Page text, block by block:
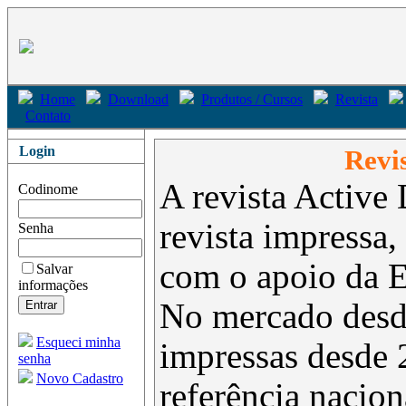
Home Download Produtos / Cursos
Revista
Contato
Login
Codinome
Senha
Salvar
informações
Esqueci minha
senha
Novo Cadastro
A revista Active
revista
com o apoio da
No mercado
impressas
referência